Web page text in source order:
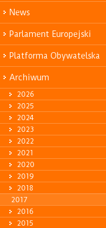
News
Parlament Europejski
Platforma Obywatelska
Archiwum
2026
2025
2024
2023
2022
2021
2020
2019
2018
2017
2016
2015